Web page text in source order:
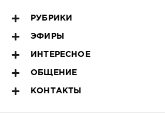
РУБРИКИ
ЭФИРЫ
ИНТЕРЕСНОЕ
ОБЩЕНИЕ
КОНТАКТЫ